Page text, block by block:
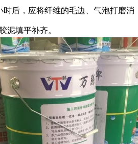
后，应将纤维的毛边、气泡打磨消
泥填平补齐。